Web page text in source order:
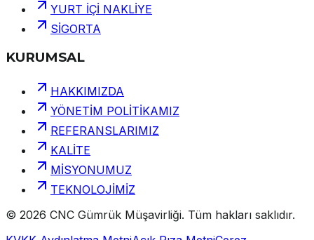
YURT İÇİ NAKLİYE
SİGORTA
KURUMSAL
HAKKIMIZDA
YÖNETİM POLİTİKAMIZ
REFERANSLARIMIZ
KALİTE
MİSYONUMUZ
TEKNOLOJİMİZ
© 2026 CNC Gümrük Müşavirliği. Tüm hakları saklıdır.